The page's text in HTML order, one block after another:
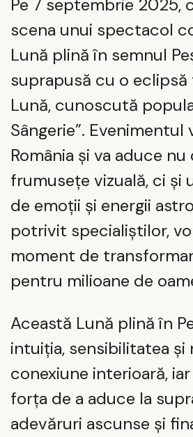
Pe 7 septembrie 2025,
scena unui spectacol
Lună plină în semnul
suprapusă cu o
Lună, cunoscută
Sângerie”. Evenimentul
România și va aduce nu
frumusețe vizuală, ci și
de emoții și energii
potrivit specialiștilor,
moment de
pentru milioane de
Această Lună plină în
intuiția, sensibilitatea și
conexiune interioară,
forța de a aduce la
adevăruri ascunse și